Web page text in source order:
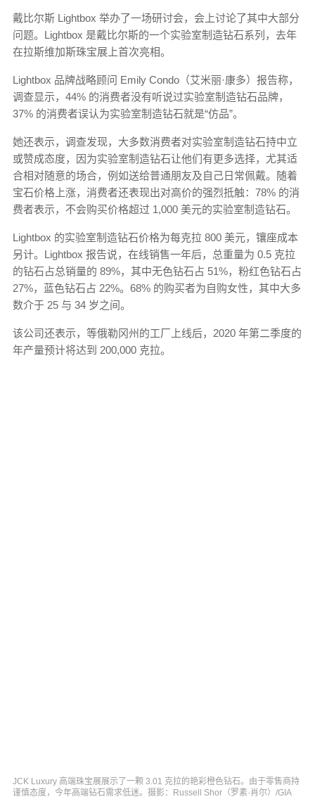
戴比尔斯 Lightbox 举办了一场研讨会，会上讨论了其中大部分
问题。Lightbox 是戴比尔斯的一个实验室制造钻石系列，去年
在拉斯维加斯珠宝展上首次亮相。
Lightbox 品牌战略顾问 Emily Condo（艾米丽·康多）报告称，
调查显示，44% 的消费者没有听说过实验室制造钻石品牌，
37% 的消费者误认为实验室制造钻石就是“仿品”。
她还表示，调查发现，大多数消费者对实验室制造钻石持中立
或赞成态度，因为实验室制造钻石让他们有更多选择，尤其适
合相对随意的场合，例如送给普通朋友及自己日常佩戴。随着
宝石价格上涨，消费者还表现出对高价的强烈抵触：78% 的消
费者表示，不会购买价格超过 1,000 美元的实验室制造钻石。
Lightbox 的实验室制造钻石价格为每克拉 800 美元，镶座成本
另计。Lightbox 报告说，在线销售一年后，总重量为 0.5 克拉
的钻石占总销量的 89%，其中无色钻石占 51%，粉红色钻石占
27%，蓝色钻石占 22%。68% 的购买者为自购女性，其中大多
数介于 25 与 34 岁之间。
该公司还表示，等俄勒冈州的工厂上线后，2020 年第二季度的
年产量预计将达到 200,000 克拉。
JCK Luxury 高端珠宝展展示了一颗 3.01 克拉的艳彩橙色钻石。由于零售商持
谨慎态度，今年高端钻石需求低迷。摄影：Russell Shor（罗素·肖尔）/GIA